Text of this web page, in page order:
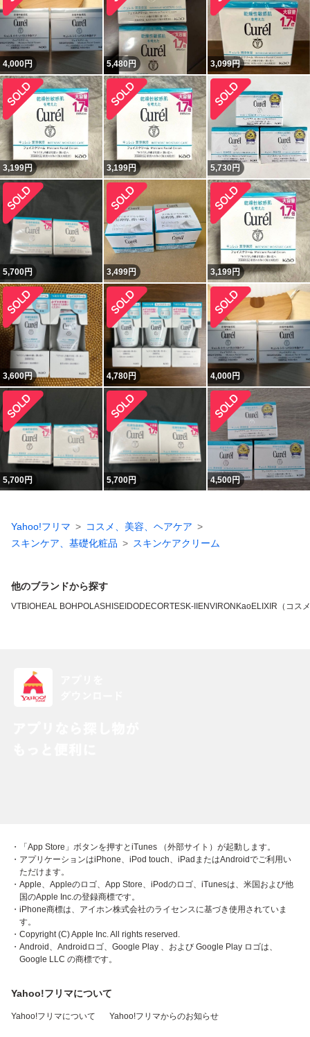
4,000円 5,480円 3,099円
3,199円 3,199円 5,730円
5,700円 3,499円 3,199円
3,600円 4,780円 4,000円
5,700円 5,700円 4,500円
Yahoo!フリマ
コスメ、美容、ヘアケア
スキンケア、基礎化粧品
スキンケアクリーム
他のブランドから探す
VTBIOHEAL BOH POLASHISEIDODECORTESK-II ENVIRON KaoELIXIR（コス
・「App Store」ボタンを押すとiTunes （外部サイト）が起動します。
・アプリケーションはiPhone、iPod touch、iPadまたはAndroidでご利用い
ただけます。
・Apple、Appleのロゴ、App Store、iPodのロゴ、iTunesは、米国および他
国のApple Inc.の登録商標です。
・iPhone商標は、アイホン株式会社のライセンスに基づき使用されていま
す。
・Copyright (C) Apple Inc. All rights reserved.
・Android、Androidロゴ、Google Play 、および Google Play ロゴは、
Google LLC の商標です。
Yahoo!フリマについて
Yahoo!フリマについて Yahoo!フリマからのお知らせ